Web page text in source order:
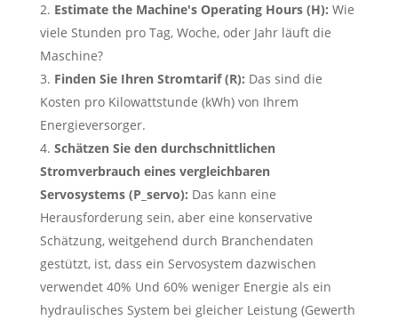
Estimate the Machine's Operating Hours(H): Wie
viele Stunden pro Tag, Woche, oder Jahr läuft die
Maschine?
Finden Sie Ihren Stromtarif (R): Das sind die
Kosten pro Kilowattstunde (kWh) von Ihrem
Energieversorger.
Schätzen Sie den durchschnittlichen
Stromverbrauch eines vergleichbaren
Servosystems (P_servo): Das kann eine
Herausforderung sein, aber eine konservative
Schätzung, weitgehend durch Branchendaten
gestützt, ist, dass ein Servosystem dazwischen
verwendet 40% Und 60% weniger Energie als ein
hydraulisches System bei gleicher Leistung (Gewerth